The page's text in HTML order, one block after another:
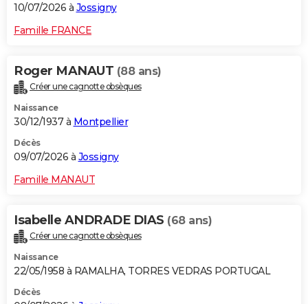
10/07/2026 à Jossigny
Famille FRANCE
Roger MANAUT (88 ans)
Créer une cagnotte obsèques
Naissance
30/12/1937 à Montpellier
Décès
09/07/2026 à Jossigny
Famille MANAUT
Isabelle ANDRADE DIAS (68 ans)
Créer une cagnotte obsèques
Naissance
22/05/1958 à RAMALHA, TORRES VEDRAS PORTUGAL
Décès